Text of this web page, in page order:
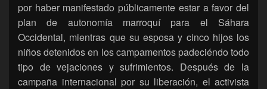
por haber manifestado públicamente estar a favor del
plan de autonomía marroquí para el Sáhara
Occidental, mientras que su esposa y cinco hijos los
niños detenidos en los campamentos padeciéndo todo
tipo de vejaciones y sufrimientos. Después de la
campaña internacional por su liberación, el activista